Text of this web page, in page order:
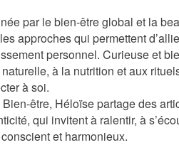
par le bien-être global et la
approches qui permettent
personnel. Curieuse et
à la nutrition et aux
à soi.
être, Héloïse partage des
qui invitent à ralentir, à
et harmonieux.